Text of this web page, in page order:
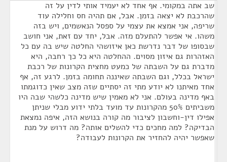
שב אתה במקומי. אף אחד לא יעמיד אותי לדין על זה
שהרכבת לא יצאה בזמן. אבל, אם תהיה חס וחלילה עוד
שריפה, אני אמצא את עצמי על ספסל הנאשמים, ויש בזה
משהו. אי אפשר להתעלם מזה. אבל, יחד עם זאת, אני חושב
שבסופו של דבר נדרשת כאן איזושהי החלטה שיש בה עם כל
האזהרות גם איזון מסוים. ההחלטה היא כל כך רחבה, היא
מדברת גם על השבתה של כמעט מחצית הקרונות של רכבת
ישראל בכלל, וגם השבתה שאיננה תחומה בזמן. לרגע זה, אף
אחד מאיתנו לא יודע מתי זה יסתיים שזה מצב שאין כדוגמתו
באף מדינה בעולם. אני לא מאמין שיש מדינה כלשהי שבה היו
משביתים 50% מהקרונות עד מועד בלתי ידוע מבלי שניתן
אפילו דין-וחשבון לציבור מה קורה בנושא הזה, איפה נמצאת
הבדיקה? למה מחכים כדי להשלים אותה? מה דרוש על מנת
שאפשר יהיה להחזיר את הקרונות לעבודה?